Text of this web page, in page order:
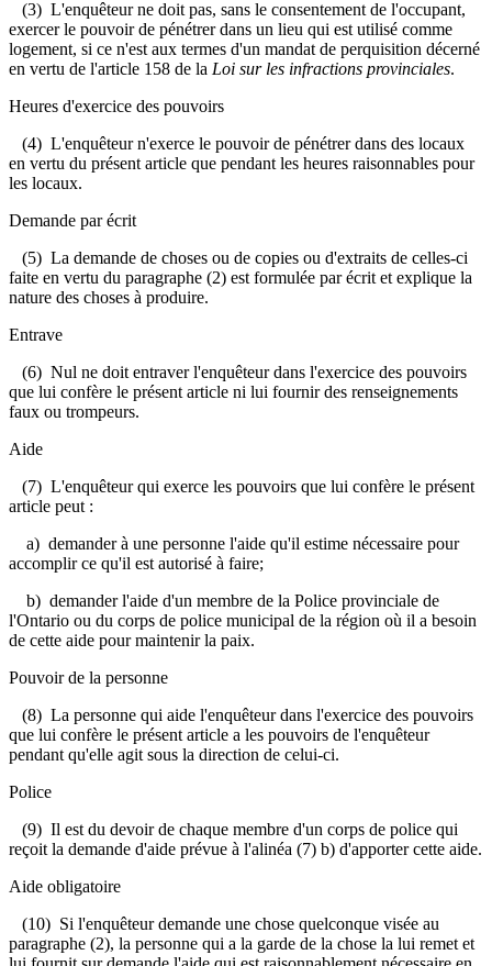
(3) L'enquêteur ne doit pas, sans le consentement de l'occupant,
exercer le pouvoir de pénétrer dans un lieu qui est utilisé comme
logement, si ce n'est aux termes d'un mandat de perquisition décerné
en vertu de l'article 158 de la Loi sur les infractions provinciales.
Heures d'exercice des pouvoirs
(4) L'enquêteur n'exerce le pouvoir de pénétrer dans des locaux
en vertu du présent article que pendant les heures raisonnables pour
les locaux.
Demande par écrit
(5) La demande de choses ou de copies ou d'extraits de celles-ci
faite en vertu du paragraphe (2) est formulée par écrit et explique la
nature des choses à produire.
Entrave
(6) Nul ne doit entraver l'enquêteur dans l'exercice des pouvoirs
que lui confère le présent article ni lui fournir des renseignements
faux ou trompeurs.
Aide
(7) L'enquêteur qui exerce les pouvoirs que lui confère le présent
article peut :
a) demander à une personne l'aide qu'il estime nécessaire pour
accomplir ce qu'il est autorisé à faire;
b) demander l'aide d'un membre de la Police provinciale de
l'Ontario ou du corps de police municipal de la région où il a besoin
de cette aide pour maintenir la paix.
Pouvoir de la personne
(8) La personne qui aide l'enquêteur dans l'exercice des pouvoirs
que lui confère le présent article a les pouvoirs de l'enquêteur
pendant qu'elle agit sous la direction de celui-ci.
Police
(9) Il est du devoir de chaque membre d'un corps de police qui
reçoit la demande d'aide prévue à l'alinéa (7) b) d'apporter cette aide.
Aide obligatoire
(10) Si l'enquêteur demande une chose quelconque visée au
paragraphe (2), la personne qui a la garde de la chose la lui remet et